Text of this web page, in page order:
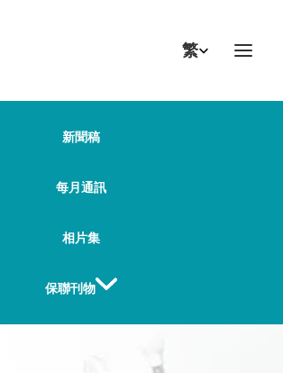
繁
新聞稿
每月通訊
相片集
保聯刊物